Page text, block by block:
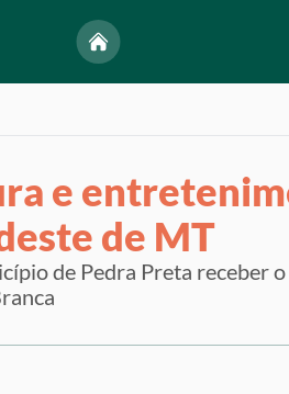
e
de MT
de Pedra Preta receber